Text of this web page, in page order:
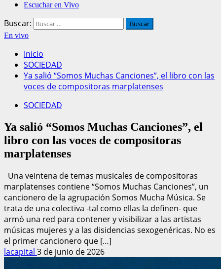
Escuchar en Vivo
Buscar:
En vivo
Inicio
SOCIEDAD
Ya salió “Somos Muchas Canciones”, el libro con las
voces de compositoras marplatenses
SOCIEDAD
Ya salió “Somos Muchas Canciones”, el
libro con las voces de compositoras
marplatenses
Una veintena de temas musicales de compositoras
marplatenses contiene “Somos Muchas Canciones”, un
cancionero de la agrupación Somos Mucha Música. Se
trata de una colectiva -tal como ellas la definen- que
armó una red para contener y visibilizar a las artistas
músicas mujeres y a las disidencias sexogenéricas. No es
el primer cancionero que […]
lacapital 3 de junio de 2026